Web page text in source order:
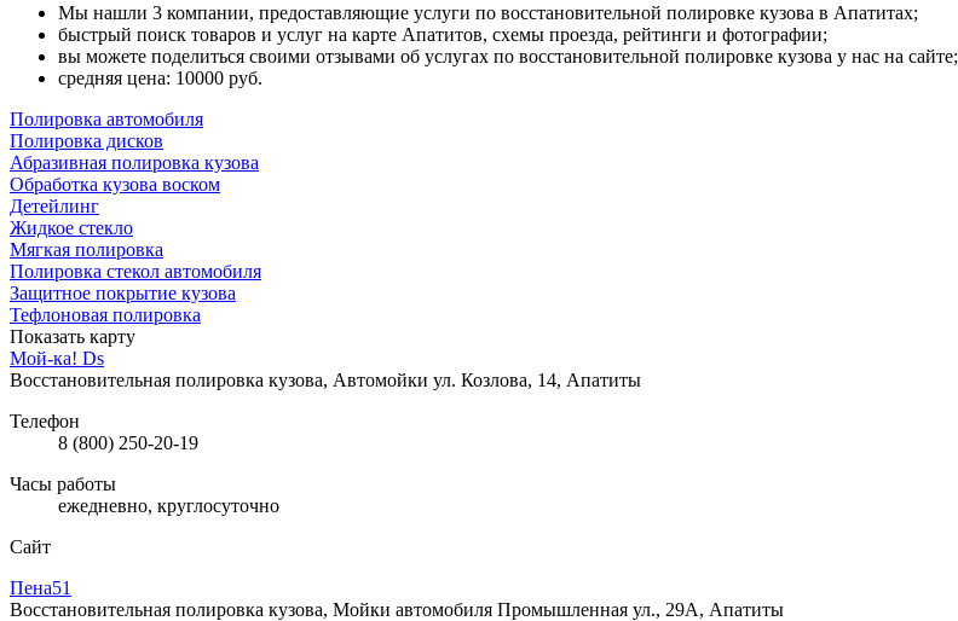
Мы нашли 3 компании, предоставляющие услуги по восстановительной полировке кузова в Апатитах;
быстрый поиск товаров и услуг на карте Апатитов, схемы проезда, рейтинги и фотографии;
вы можете поделиться своими отзывами об услугах по восстановительной полировке кузова у нас на сайте;
cредняя цена: 10000 руб.
Полировка автомобиля
Полировка дисков
Абразивная полировка кузова
Обработка кузова воском
Детейлинг
Жидкое стекло
Мягкая полировка
Полировка стекол автомобиля
Защитное покрытие кузова
Тефлоновая полировка
Показать карту
Мой-ка! Ds
Восстановительная полировка кузова, Автомойки ул. Козлова, 14, Апатиты
Телефон
8 (800) 250-20-19
Часы работы
ежедневно, круглосуточно
Сайт
Пена51
Восстановительная полировка кузова, Мойки автомобиля Промышленная ул., 29А, Апатиты